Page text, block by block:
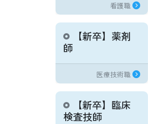
看護職
【新卒】薬剤
師
医療技術職
【新卒】臨床
検査技師